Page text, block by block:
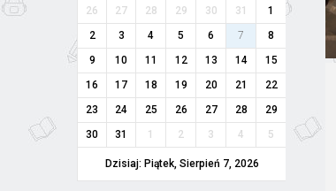
26 27 28 29 30 31
1
2
3 4 5 6 7
8
9
10 11 12 13 14
15
16
17 18 19 20 21
22
23
24 25 26 27 28
29
30
31 1 2 3 4 5
Dzisiaj: Piątek, Sierpień 7, 2026